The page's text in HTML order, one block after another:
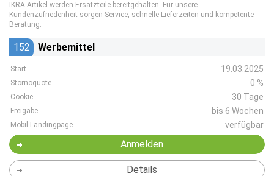
IKRA-Artikel werden Ersatzteile bereitgehalten. Für unsere
Kundenzufriedenheit sorgen Service, schnelle Lieferzeiten und kompetente
Beratung.
152 Werbemittel
Start 19.03.2025
Stornoquote 0 %
Cookie 30 Tage
Freigabe bis 6 Wochen
Mobil-Landingpage verfügbar
Anmelden
Details